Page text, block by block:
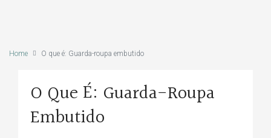
Home O que é: Guarda-roupa embutido
O Que É: Guarda-Roupa
Embutido